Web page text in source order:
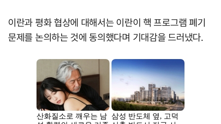
이란과 평화 협상에 대해서는 이란이 핵 프로그램 폐기
문제를 논의하는 것에 동의했다며 기대감을 드러냈다.